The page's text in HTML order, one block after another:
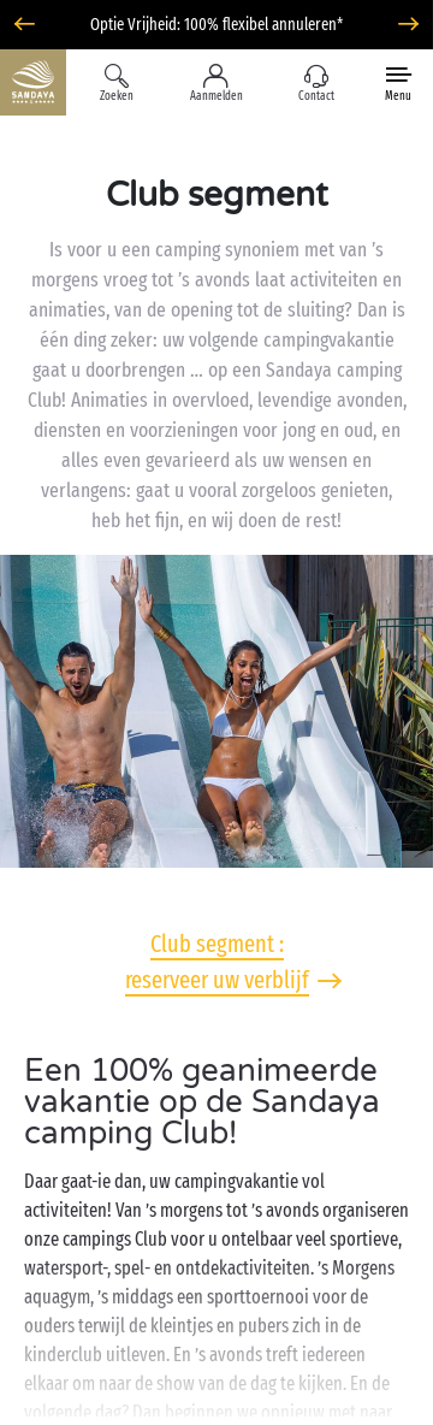
Optie Vrijheid: 100% flexibel annuleren*
Zoeken Aanmelden Contact Menu
Club segment
Is voor u een camping synoniem met van ’s
morgens vroeg tot ’s avonds laat activiteiten en
animaties, van de opening tot de sluiting? Dan is
één ding zeker: uw volgende campingvakantie
gaat u doorbrengen … op een Sandaya camping
Club! Animaties in overvloed, levendige avonden,
diensten en voorzieningen voor jong en oud, en
alles even gevarieerd als uw wensen en
verlangens: gaat u vooral zorgeloos genieten,
heb het fijn, en wij doen de rest!
Club segment :
reserveer uw verblijf
Een 100% geanimeerde
vakantie op de Sandaya
camping Club!
Daar gaat-ie dan, uw campingvakantie vol
activiteiten! Van ’s morgens tot ’s avonds organiseren
onze campings Club voor u ontelbaar veel sportieve,
watersport-, spel- en ontdekactiviteiten. ’s Morgens
aquagym, ’s middags een sporttoernooi voor de
ouders terwijl de kleintjes en pubers zich in de
kinderclub uitleven. En ’s avonds treft iedereen
elkaar om naar de show van de dag te kijken. En de
volgende dag? Dan beginnen we opnieuw met naar